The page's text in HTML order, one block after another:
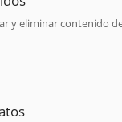
y eliminar contenido